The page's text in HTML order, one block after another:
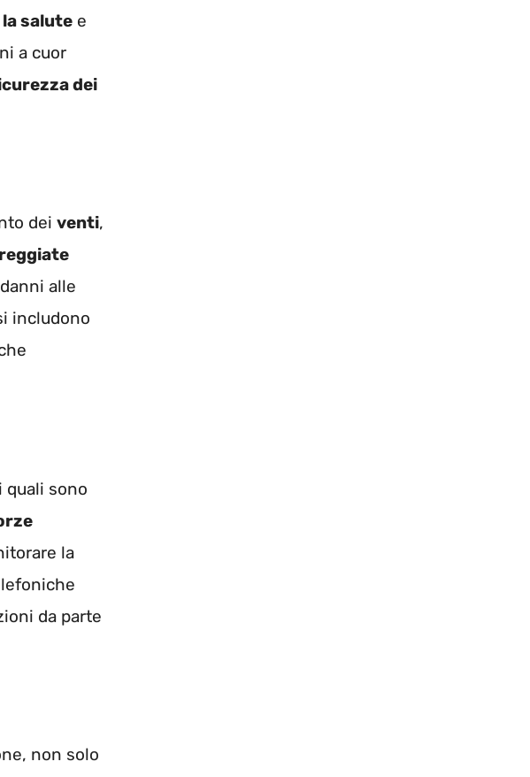
salute e
a cuor
dei
dei venti,
alle
includono
quali sono
la
da parte
non solo